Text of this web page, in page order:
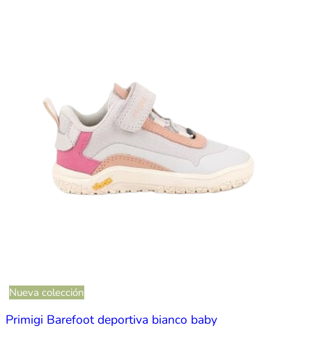
Nueva colección
Primigi Barefoot deportiva bianco baby